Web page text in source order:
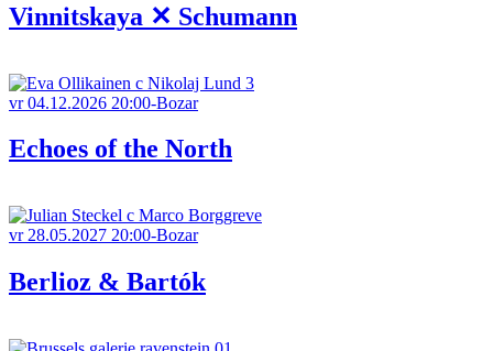
Vinnitskaya ✕ Schumann
vr 04.12.2026 20:00-Bozar
Echoes of the North
vr 28.05.2027 20:00-Bozar
Berlioz & Bartók